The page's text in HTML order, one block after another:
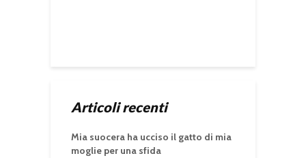
Articoli recenti
Mia suocera ha ucciso il gatto di mia
moglie per una sfida